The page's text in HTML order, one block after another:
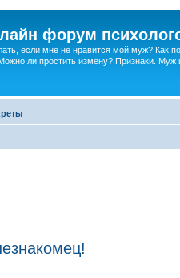
форум
если мне не нравится мой муж? Как
ли простить измену? Признаки. Муж